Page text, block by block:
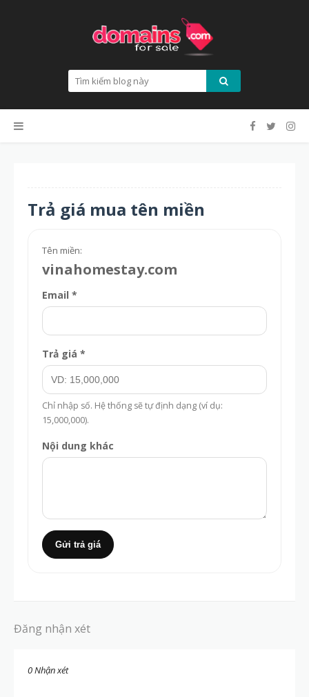
Trả giá mua tên miền
Tên miền:
vinahomestay.com
Email *
Trả giá *
Chỉ nhập số. Hệ thống sẽ tự định dạng (ví dụ:
15,000,000).
Nội dung khác
Gửi trả giá
Đăng nhận xét
0 Nhận xét